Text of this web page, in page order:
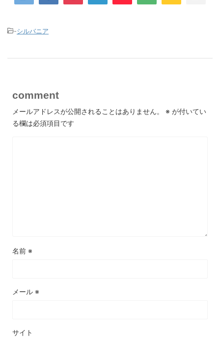
-シルバニア
comment
メールアドレスが公開されることはありません。 ※ が付いてい
る欄は必須項目です
名前 ※
メール ※
サイト